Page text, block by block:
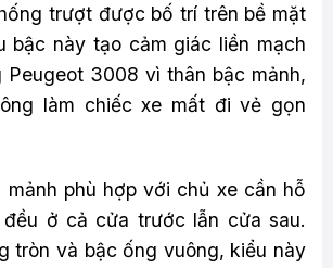
trượt được bố trí trên bề mặt
bậc này tạo cảm giác liền mạch
Peugeot 3008 vì thân bậc mảnh,
làm chiếc xe mất đi vẻ gọn
mảnh phù hợp với chủ xe cần hỗ
ở cả cửa trước lẫn cửa sau.
tròn và bậc ống vuông, kiểu này